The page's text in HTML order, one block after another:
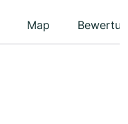
Map